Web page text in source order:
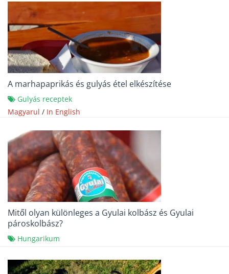
A marhapaprikás és gulyás étel elkészítése
Gulyás receptek
Magyarul / In English
Mitől olyan különleges a Gyulai kolbász és Gyulai
pároskolbász?
Hungarikum